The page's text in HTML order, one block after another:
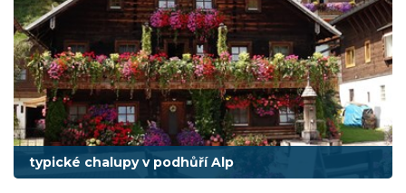
typické chalupy v podhůří Alp